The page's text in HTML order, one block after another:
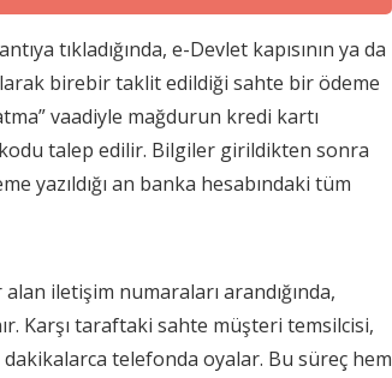
tıkladığında, e-Devlet kapısının ya da
birebir taklit edildiği sahte bir ödeme
vaadiyle mağdurun kredi kartı
talep edilir. Bilgiler girildikten sonra
yazıldığı an banka hesabındaki tüm
alan iletişim numaraları arandığında,
Karşı taraftaki sahte müşteri temsilcisi,
telefonda oyalar. Bu süreç hem